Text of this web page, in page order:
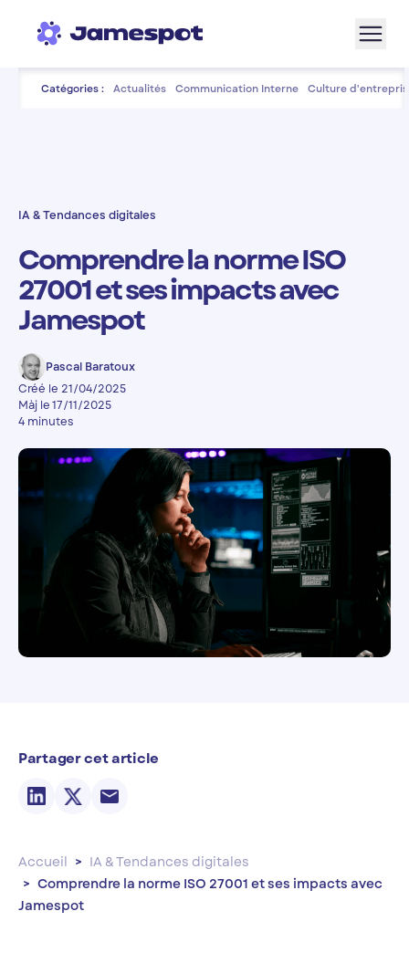
Catégories : Actualités Communication Interne Culture
IA & Tendances digitales
Comprendre la norme ISO
27001 et ses impacts avec
Jamespot
Pascal Baratoux
Créé le 21/04/2025
Màj le 17/11/2025
4 minutes
Partager cet article
Accueil
IA & Tendances digitales
Comprendre la norme ISO 27001 et ses impacts avec
Jamespot